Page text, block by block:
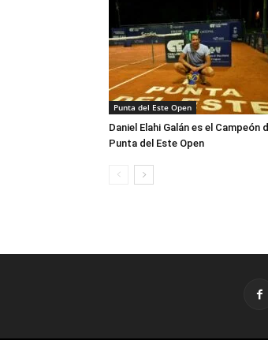
Punta del Este Open
Daniel Elahi Galán es el Campeón
Punta del Este Open